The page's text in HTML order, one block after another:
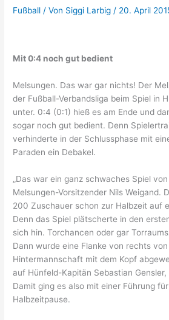
Fußball / Von Siggi Larbig/ 20. April
Mit 0:4 noch gut bedient
Melsungen. Das war gar nichts! Der
der Fußball-Verbandsliga beim Spiel in
unter. 0:4 (0:1) hieß es am Ende und
sogar noch gut bedient. Denn
verhinderte in der Schlussphase mit
Paraden ein Debakel.
„Das war ein ganz schwaches Spiel von
Melsungen-Vorsitzender Nils Weigand.
200 Zuschauer schon zur Halbzeit auf
Denn das Spiel plätscherte in den
sich hin. Torchancen oder gar
Dann wurde eine Flanke von rechts
Hintermannschaft mit dem Kopf
auf Hünfeld-Kapitän Sebastian
Damit ging es also mit einer Führung
Halbzeitpause.